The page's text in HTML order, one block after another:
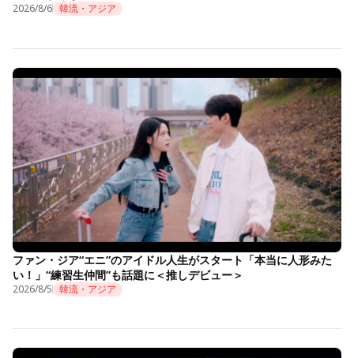
2026/8/6 韓流・アジア
ファン・ジア“エニ”のアイドル人生がスタート「本当に人形みた
い！」“練習生仲間”も話題に＜推しデビュー＞
2026/8/5 韓流・アジア